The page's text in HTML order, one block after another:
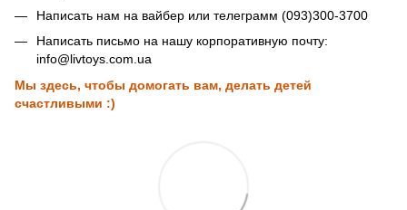
Написать нам на вайбер или телеграмм (093)300-3700
Написать письмо на нашу корпоративную почту:
info@livtoys.com.ua
Мы здесь, чтобы домогать вам, делать детей
счастливыми :)